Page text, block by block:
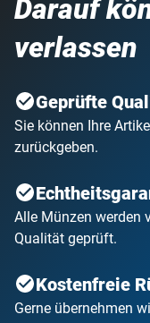
Darauf
verlassen
Geprüfte
Sie können Ihre
zurückgeben.
Alle Münzen werden
Qualität geprüft.
Kostenfreie
Gerne übernehmen